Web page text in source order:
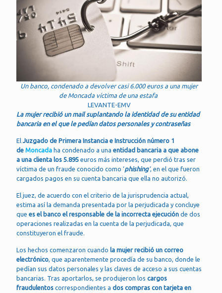
Un banco, condenado a devolver casi 6.000 euros a una mujer
de Moncada víctima de una estafa
LEVANTE-EMV
La mujer recibió un mail suplantando la identidad de su entidad
bancaria en el que le pedían datos personales y contraseñas
El Juzgado de Primera Instancia e Instrucción número 1
de Moncada ha condenado a una entidad bancaria a que abone
a una clienta los 5.895 euros más intereses, que perdió tras ser
víctima de un fraude conocido como ‘phishing’, en el que fueron
cargados pagos en su cuenta bancaria que ella no autorizó.
El juez, de acuerdo con el criterio de la jurisprudencia actual,
estima así la demanda presentada por la perjudicada y concluye
que es el banco el responsable de la incorrecta ejecución de dos
operaciones realizadas en la cuenta de la perjudicada, que
constituyeron el fraude.
Los hechos comenzaron cuando la mujer recibió un correo
electrónico, que aparentemente procedía de su banco, donde le
pedían sus datos personales y las claves de acceso a sus cuentas
bancarias. Tras aportarlos, se produjeron los cargos
fraudulentos correspondientes a dos compras con tarjeta en